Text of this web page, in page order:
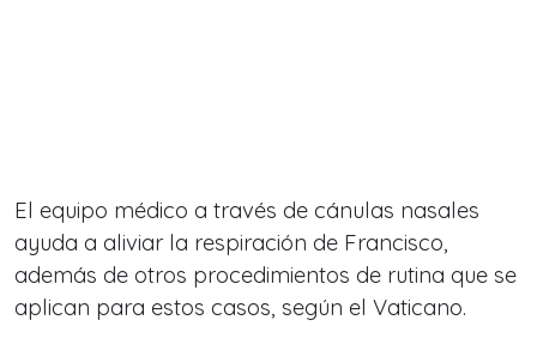
El equipo médico a través de cánulas nasales
ayuda a aliviar la respiración de Francisco,
además de otros procedimientos de rutina que se
aplican para estos casos, según el Vaticano.